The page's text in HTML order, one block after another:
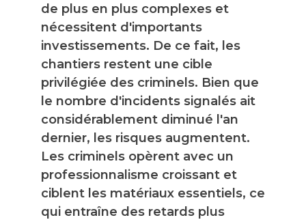
de plus en plus complexes et
nécessitent d'importants
investissements. De ce fait, les
chantiers restent une cible
privilégiée des criminels. Bien que
le nombre d'incidents signalés ait
considérablement diminué l'an
dernier, les risques augmentent.
Les criminels opèrent avec un
professionnalisme croissant et
ciblent les matériaux essentiels, ce
qui entraîne des retards plus